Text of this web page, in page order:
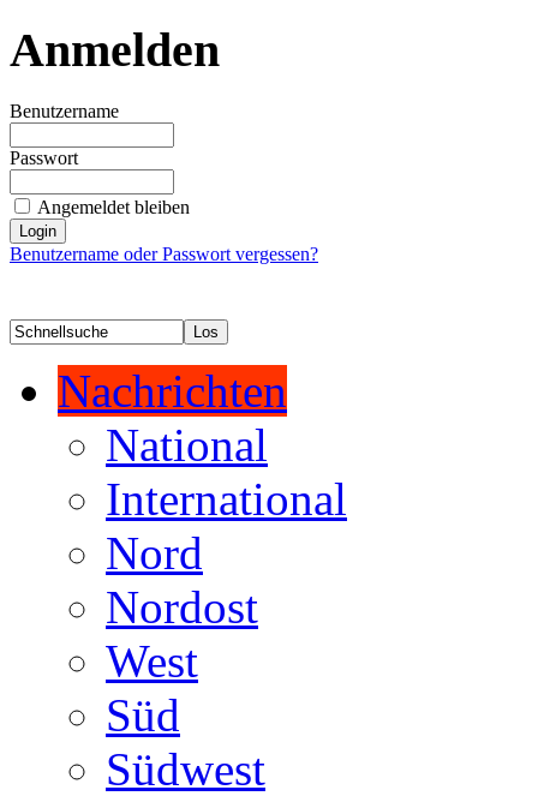
Anmelden
Benutzername
Passwort
Angemeldet bleiben
Benutzername oder Passwort vergessen?
Nachrichten
National
International
Nord
Nordost
West
Süd
Südwest